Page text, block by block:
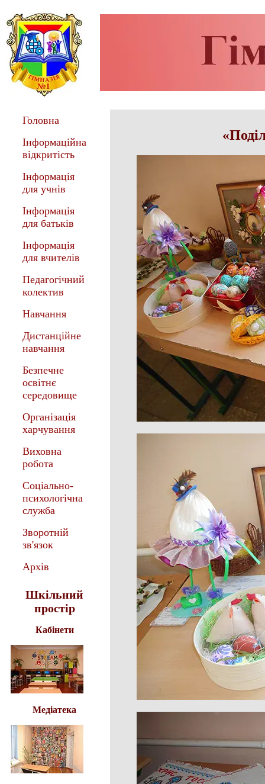
Головна
Інформаційна
відкритість
Інформація
для учнів
Інформація
для батьків
Інформація
для вчителів
Педагогічний
колектив
Навчання
Дистанційне
навчання
Безпечне
освітнє
середовище
Організація
харчування
Виховна
робота
Соціально-
психологічна
служба
Зворотній
зв'язок
Архів
Шкільний
простір
Кабінети
Медіатека